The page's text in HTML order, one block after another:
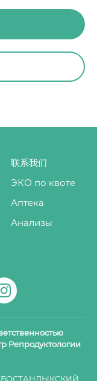
联系我们
ЭКО по квоте
Аптека
Анализы
Репродуктологии
БОСТАНДЫКСКИЙ